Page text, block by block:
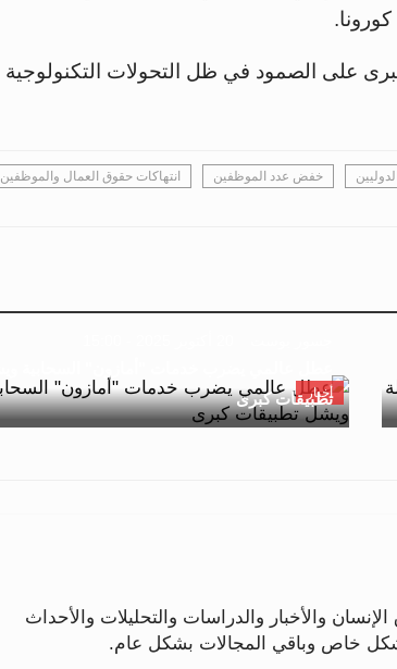
على الصمود في ظل التحولات التكنولوجية
خفض عدد الموظفين
انتهاكات حقوق العمال والموظفين
أخبار
تطبيقات كبرى
والأخبار والدراسات والتحليلات والأحداث
بشكل خاص وباقي المجالات بشكل عام.